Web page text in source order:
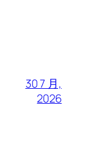
30 7 月,
2026